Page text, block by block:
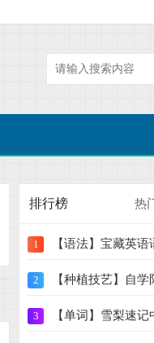
排行榜 热
1 【语法】宝藏英语语法
2 【种植技艺】自学阳
3 【单词】雪梨速记中